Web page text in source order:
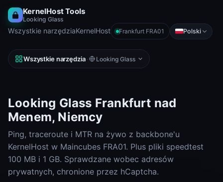
KernelHost Tools
Looking Glass
Wszystkie narzędziaKernelHost Frankfurt FRA01 Polski
Wszystkie narzędzia · Looking Glass
Looking Glass Frankfurt nad
Menem, Niemcy
Ping, traceroute i MTR na żywo z backbone'u
KernelHost w Maincubes FRA01. Plus pliki speedtest
100 MB i 1 GB. Sprawdzane wobec adresów
prywatnych, chronione przez hCaptcha.